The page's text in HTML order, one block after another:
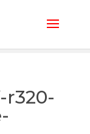
r320-